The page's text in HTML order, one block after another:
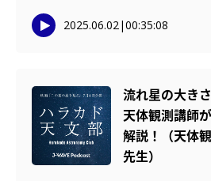
2025.06.02|00:35:08
流れ星の大き
天体観測講師
解説！（天体
先生）